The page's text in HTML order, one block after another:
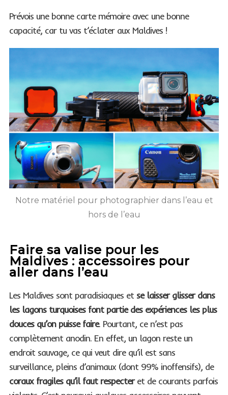
Prévois une bonne carte mémoire avec une bonne
capacité, car tu vas t’éclater aux Maldives !
Notre matériel pour photographier dans l’eau et
hors de l’eau
Faire sa valise pour les
Maldives : accessoires pour
aller dans l’eau
Les Maldives sont paradisiaques et se laisser glisser dans
les lagons turquoises font partie des expériences les plus
douces qu’on puisse faire. Pourtant, ce n’est pas
complètement anodin. En effet, un lagon reste un
endroit sauvage, ce qui veut dire qu’il est sans
surveillance, pleins d’animaux (dont 99% inoffensifs), de
coraux fragiles qu’il faut respecteret de courants parfois